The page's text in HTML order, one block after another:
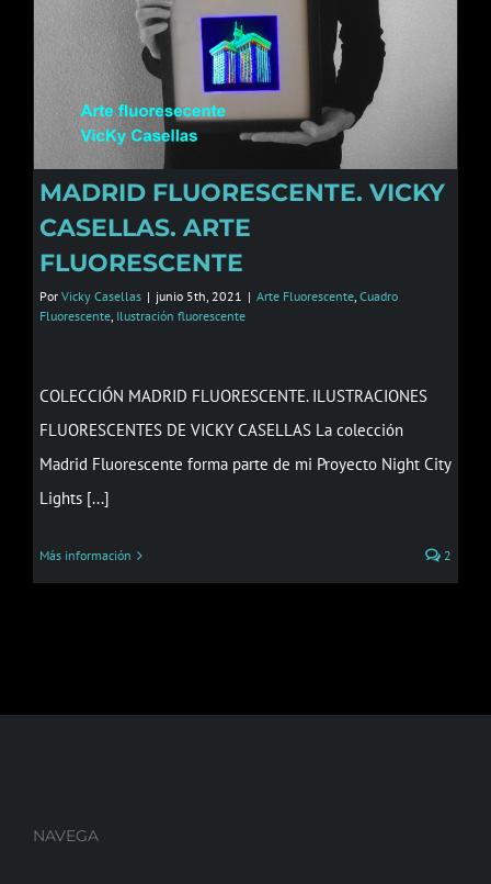
MADRID FLUORESCENTE. VICKY
CASELLAS. ARTE
FLUORESCENTE
Por Vicky Casellas | junio 5th, 2021 | Arte Fluorescente, Cuadro
Fluorescente, Ilustración fluorescente
COLECCIÓN MADRID FLUORESCENTE. ILUSTRACIONES
FLUORESCENTES DE VICKY CASELLAS La colección
Madrid Fluorescente forma parte de mi Proyecto Night City
Lights [...]
Más información 2
NAVEGA